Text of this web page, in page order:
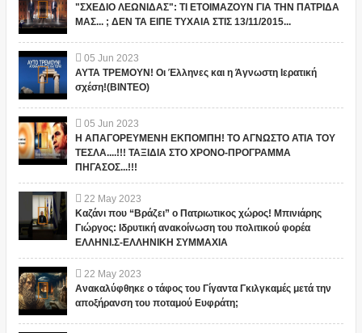
"ΣΧΕΔΙΟ ΛΕΩΝΙΔΑΣ": ΤΙ ΕΤΟΙΜΑΖΟΥΝ ΓΙΑ ΤΗΝ ΠΑΤΡΙΔΑ
ΜΑΣ... ; ΔΕΝ ΤΑ ΕΙΠΕ ΤΥΧΑΙΑ ΣΤΙΣ 13/11/2015...
05 Jun 2023
ΑΥΤΑ ΤΡΕΜΟΥΝ! Οι Έλληνες και η Άγνωστη Ιερατική
σχέση!(ΒΙΝΤΕΟ)
05 Jun 2023
Η ΑΠΑΓΟΡΕΥΜΕΝΗ ΕΚΠΟΜΠΗ! ΤΟ ΑΓΝΩΣΤΟ ΑΤΙΑ ΤΟΥ
ΤΕΣΛΑ....!!! ΤΑΞΙΔΙΑ ΣΤΟ ΧΡΟΝΟ-ΠΡΟΓΡΑΜΜΑ
ΠΗΓΑΣΟΣ...!!!
22 May 2023
Καζάνι που “Βράζει” ο Πατριωτικος χώρος! Μπινιάρης
Γιώργος: Ιδρυτική ανακοίνωση του πολιτικού φορέα
ΕΛΛΗΝΙ.Σ-ΕΛΛΗΝΙΚΗ ΣΥΜΜΑΧΙΑ
22 May 2023
Ανακαλύφθηκε ο τάφος του Γίγαντα Γκιλγκαμές μετά την
αποξήρανση του ποταμού Ευφράτη;